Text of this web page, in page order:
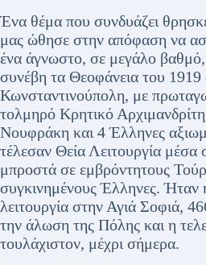
Ένα θέμα που συνδυάζει
μας ώθησε στην απόφαση να
ένα άγνωστο, σε μεγάλο
συνέβη τα Θεοφάνεια του 1919
Κωνσταντινούπολη, με
τολμηρό Κρητικό
Νουφράκη και 4 Έλληνες
τέλεσαν Θεία Λειτουργία μέσα
μπροστά σε εμβρόντητους
συγκινημένους Έλληνες. Ήταν
λειτουργία στην Αγιά Σοφιά,
την άλωση της Πόλης και η
τουλάχιστον, μέχρι σήμερα.